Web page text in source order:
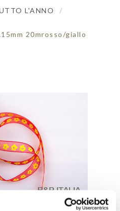
L'ANNO /
20mrosso/giallo